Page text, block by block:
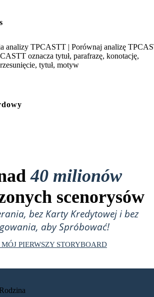
analizy TPCASTT | Porównaj analizę
oznacza tytuł, parafrazę, konotację,
tytuł, motyw
40 milionów
scenorysów
bez Karty Kredytowej i bez
aby Spróbować!
PIERWSZY STORYBOARD